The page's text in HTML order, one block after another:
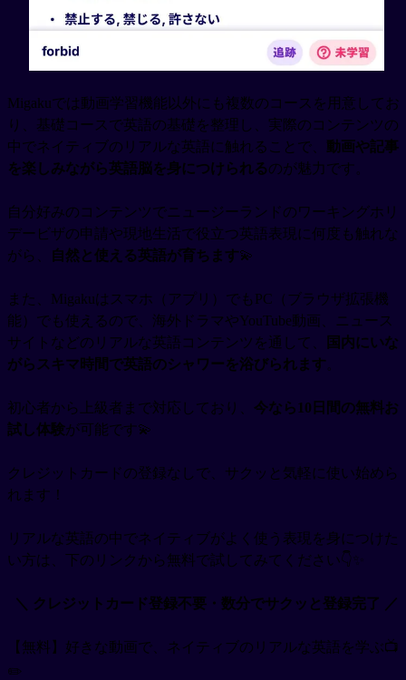
Migakuでは動画学習機能以外にも複数のコースを用意してお
り、基礎コースで英語の基礎を整理し、実際のコンテンツの
中でネイティブのリアルな英語に触れることで、 動画や記事
を楽しみながら英語脳を身につけられるのが魅力です。
自分好みのコンテンツでニュージーランドのワーキングホリ
デービザの申請や現地生活で役立つ英語表現に何度も触れな
がら、
自然と使える英語が育ちます💫
また、Migakuはスマホ（アプリ）でもPC（ブラウザ拡張機
能）でも使えるので、海外ドラマやYouTube動画、ニュース
サイトなどのリアルな英語コンテンツを通して、
国内にいな
がらスキマ時間で英語のシャワーを浴びられます。
初心者から上級者まで対応しており、 今なら10日間の無料お
試し体験が可能です💫
クレジットカードの登録なしで、サクッと気軽に使い始めら
れます！
リアルな英語の中でネイティブがよく使う表現を身につけた
い方は、下のリンクから無料で試してみてください👇✨
＼ クレジットカード登録不要・数分でサクッと登録完了 ／
【無料】好きな動画で、ネイティブのリアルな英語を学ぶ📺
✏️